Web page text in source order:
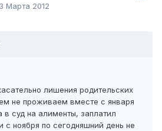
Марта 2012
лишения родительских
не проживаем вместе с января
в суд на алименты, заплатил
с ноября по сегодняшний день не